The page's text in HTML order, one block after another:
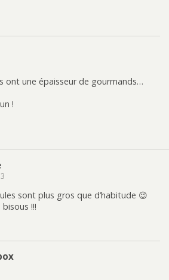
ont une épaisseur de gourmands…
!
sont plus gros que d’habitude 😉
!!!